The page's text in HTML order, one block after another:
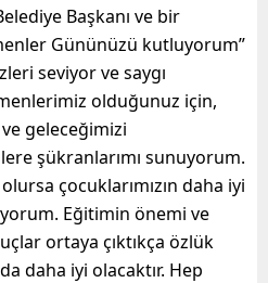
Başkanı ve bir
Gününüzü kutluyorum”
seviyor ve saygı
olduğunuz için,
geleceğimizi
şükranlarımı sunuyorum.
çocuklarımızın daha iyi
Eğitimin önemi ve
ortaya çıktıkça özlük
daha iyi olacaktır. Hep